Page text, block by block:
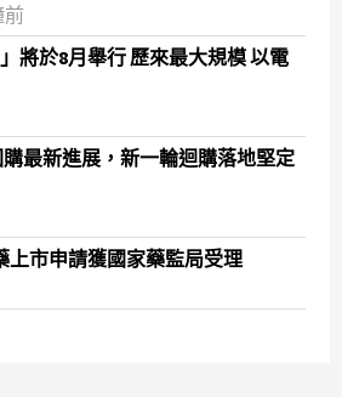
前
」將於8月舉行 歷來最大規模 以電
最新進展，新一輪迴購落地堅定
上市申請獲國家藥監局受理